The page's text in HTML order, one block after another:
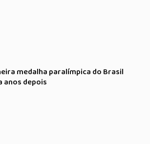
medalha paralímpica do Brasil
anos depois